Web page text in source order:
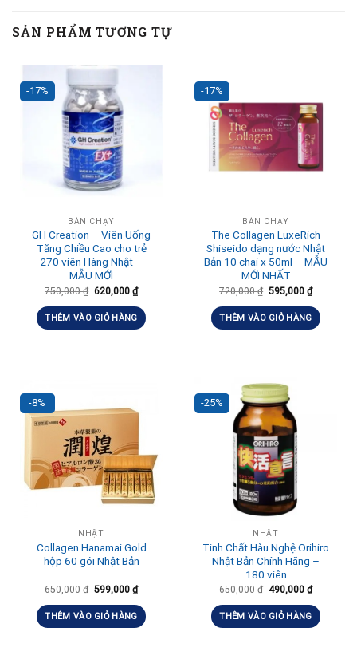
SẢN PHẨM TƯƠNG TỰ
-17%
BÁN CHẠY
GH Creation – Viên Uống
Tăng Chiều Cao cho trẻ
270 viên Hàng Nhật –
MẪU MỚI
750,000₫ 620,000 ₫
THÊM VÀO GIỎ HÀNG
-17%
BÁN CHẠY
The Collagen LuxeRich
Shiseido dạng nước Nhật
Bản 10 chai x 50ml – MẪU
MỚI NHẤT
720,000₫ 595,000 ₫
THÊM VÀO GIỎ HÀNG
-8%
NHẬT
Collagen Hanamai Gold
hộp 60 gói Nhật Bản
650,000₫ 599,000 ₫
THÊM VÀO GIỎ HÀNG
-25%
NHẬT
Tinh Chất Hàu Nghệ Orihiro
Nhật Bản Chính Hãng –
180 viên
650,000₫ 490,000 ₫
THÊM VÀO GIỎ HÀNG